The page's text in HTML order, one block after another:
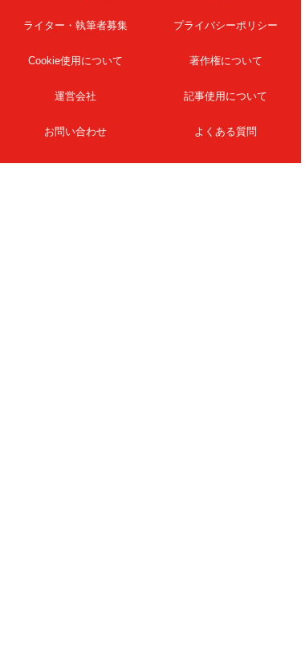
ライター・執筆者募集 プライバシーポリシー
Cookie使用について 著作権について
運営会社 記事使用について
お問い合わせ よくある質問